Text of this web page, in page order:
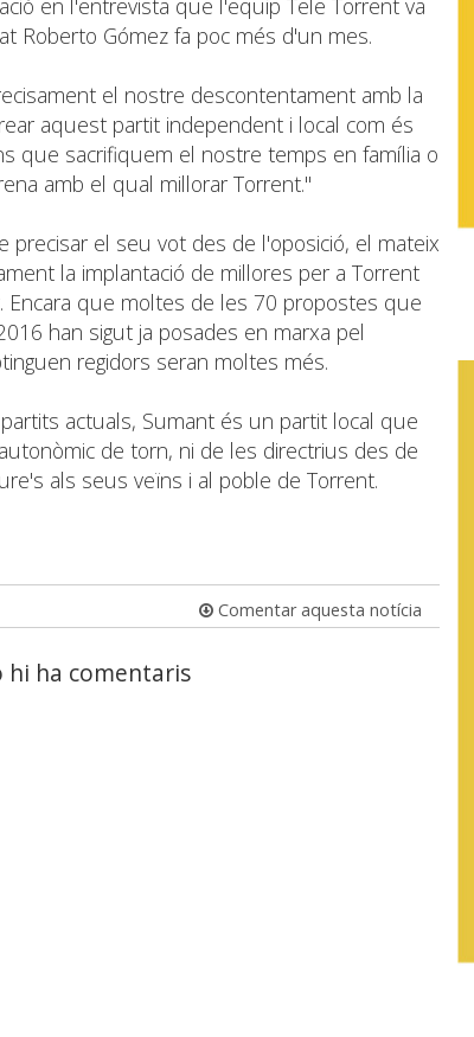
Roberto Gómez fa poc més d'un mes.
el nostre descontentament amb la
aquest partit independent i local com és
que sacrifiquem el nostre temps en família o
amb el qual millorar Torrent."
precisar el seu vot des de l'oposició, el mateix
la implantació de millores per a Torrent
Encara que moltes de les 70 propostes que
han sigut ja posades en marxa pel
regidors seran moltes més.
actuals, Sumant és un partit local que
de torn, ni de les directrius des de
als seus veïns i al poble de Torrent.
Comentar aquesta notícia
hi ha comentaris